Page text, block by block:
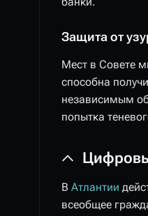
Защита от
Мест в Совете
способна
независимым
попытка
В Атлантии
всеобщее